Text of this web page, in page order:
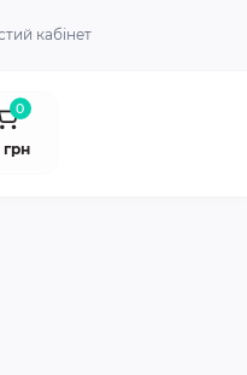
кабінет
0
грн